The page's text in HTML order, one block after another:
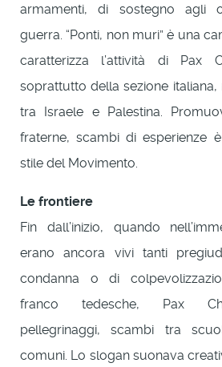
armamenti, di sostegno agli
guerra. “Ponti, non muri” è una
caratterizza l’attività di Pax
soprattutto della sezione
tra Israele e Palestina.
fraterne, scambi di esperienze
stile del Movimento.
Le frontiere
Fin dall’inizio, quando
erano ancora vivi tanti
condanna o di
franco tedesche, Pax
pellegrinaggi, scambi tra
comuni. Lo slogan suonava